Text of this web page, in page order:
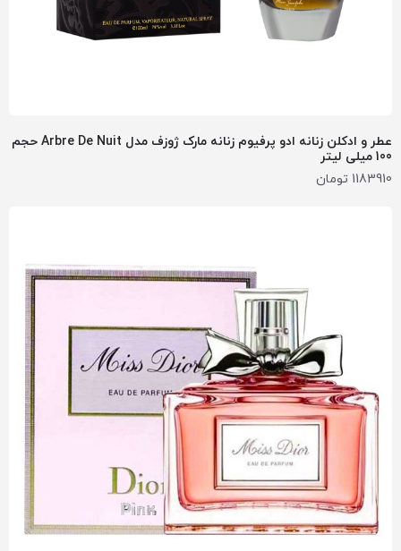
عطر و ادکلن زنانه ادو پرفیوم زنانه مارک ژوزف مدل Arbre De Nuit حجم
100 میلی لیتر
1183910 تومان